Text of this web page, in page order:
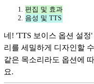
편집 및 효과
음성 및 TTS
네! 'TTS 보이스 옵션 설
리를 세밀하게 디자인할
같은 목소리라도 옵션에
요.